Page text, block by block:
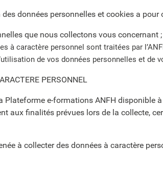
données personnelles et cookies a
que nous collectons vous concernant ;
à caractère personnel sont traitées par
de vos données personnelles et de
PERSONNEL
Plateforme e-formations ANFH disponible
aux finalités prévues lors de la collecte,
à collecter des données à caractère